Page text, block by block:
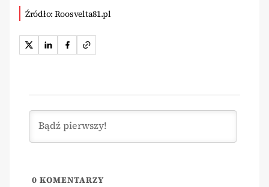
Źródło: Roosvelta81.pl
0 KOMENTARZY